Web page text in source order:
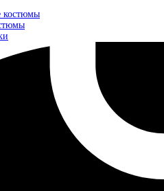
костюмы